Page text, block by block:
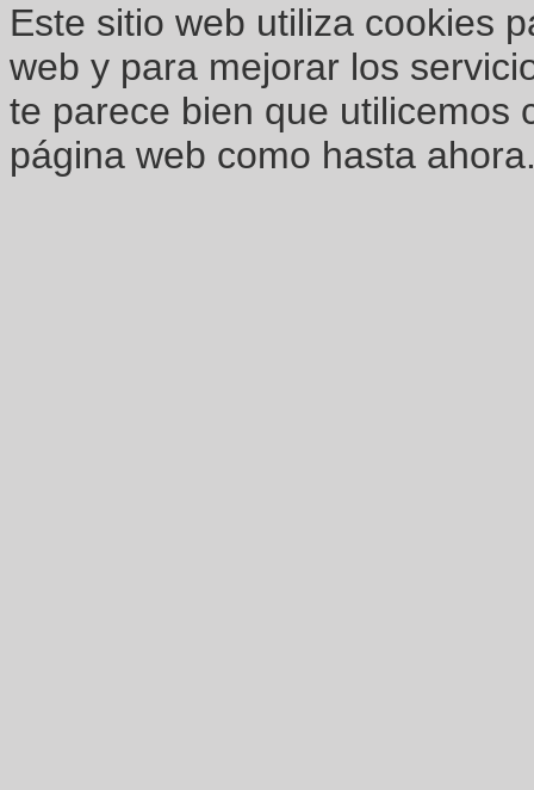
Este sitio web utiliza cookies
web y para mejorar los
te parece bien que utilicemos
página web como hasta